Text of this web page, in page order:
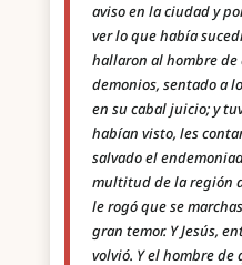
aviso en la ciudad y
ver lo que había
hallaron al hombre
demonios, sentado a
en su cabal juicio; y
habían visto, les
salvado el
multitud de la región
le rogó que se
gran temor. Y Jesús,
volvió. Y el hombre